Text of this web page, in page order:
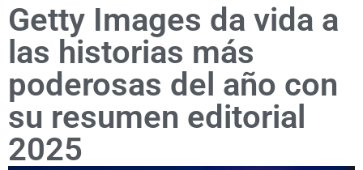
Getty Images da vida a
las historias más
poderosas del año con
su resumen editorial
2025